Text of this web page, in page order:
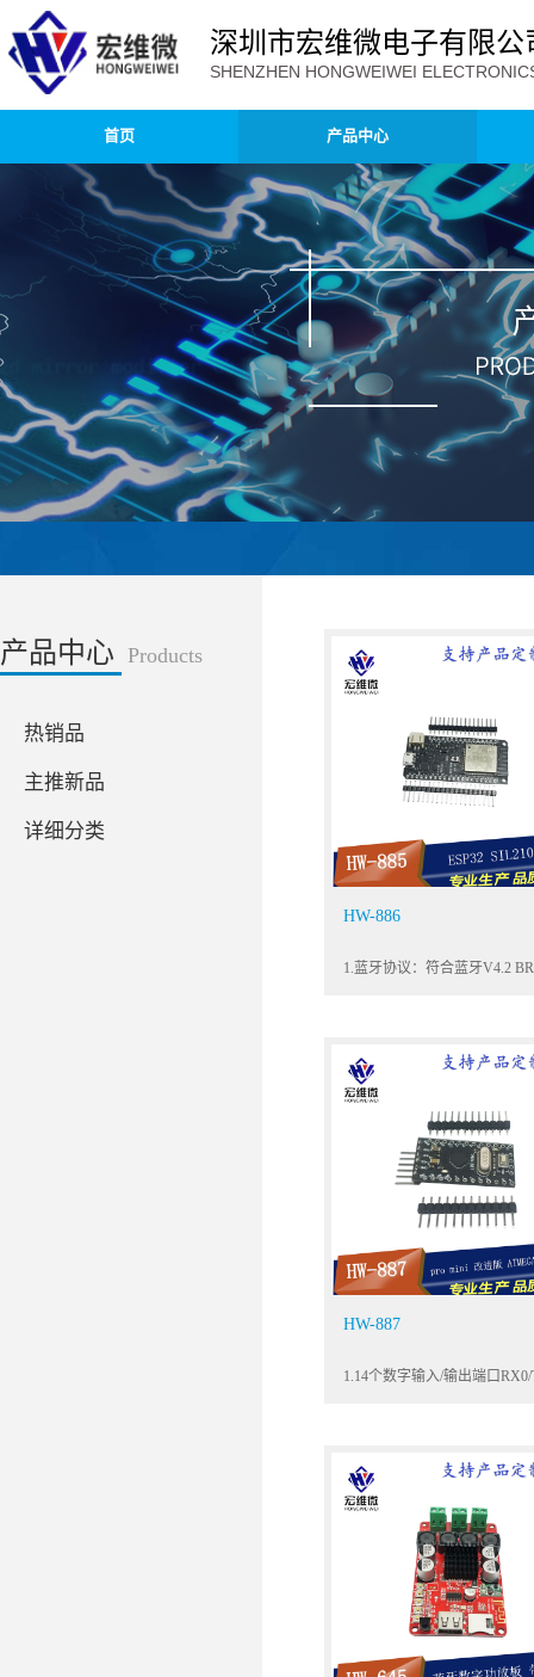
深圳市宏维微电子有限公
SHENZHEN HONGWEIWEI
首页 产品中心
产品中心 Products
热销品
主推新品
详细分类
HW-886
HW-887